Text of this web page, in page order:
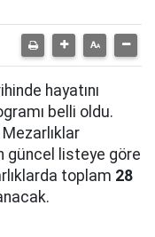
hayatını
belli oldu.
güncel listeye göre
toplam 28